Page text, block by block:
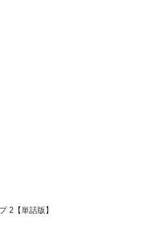
2【単話版】